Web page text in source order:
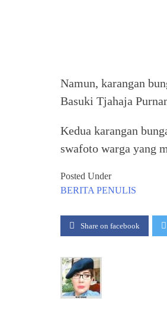
Namun, karangan
Basuki Tjahaja
Kedua karangan
swafoto warga yang
Posted Under
BERITA PENULIS
Share on facebook